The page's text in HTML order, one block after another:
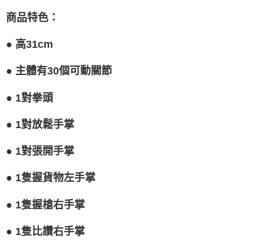
商品特色：
● 高31cm
● 主體有30個可動關節
● 1對拳頭
● 1對放鬆手掌
● 1對張開手掌
● 1隻握貨物左手掌
● 1隻握槍右手掌
● 1隻比讚右手掌